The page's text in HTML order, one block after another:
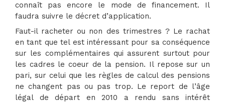
connaît pas encore le mode de financement. Il
faudra suivre le décret d’application.
Faut-il racheter ou non des trimestres ? Le rachat
en tant que tel est intéressant pour sa conséquence
sur les complémentaires qui assurent surtout pour
les cadres le coeur de la pension. Il repose sur un
pari, sur celui que les règles de calcul des pensions
ne changent pas ou pas trop. Le report de l’âge
légal de départ en 2010 a rendu sans intérêt